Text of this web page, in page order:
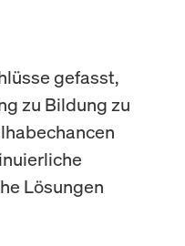
gefasst,
zu Bildung zu
Lösungen